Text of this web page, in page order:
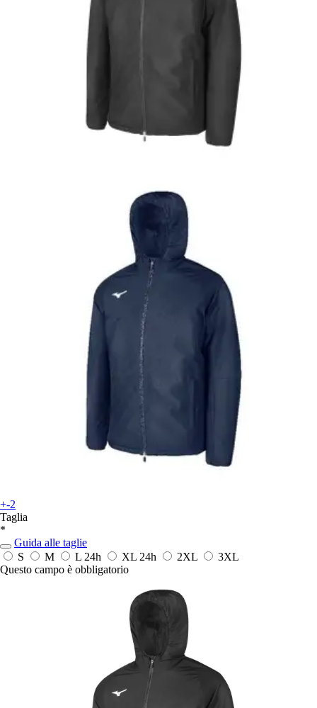
+-2
Taglia
*
Guida alle taglie
S
M L 24h XL 24h 2XL
3XL
Questo campo è obbligatorio